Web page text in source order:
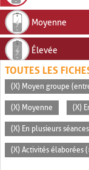
Moyenne
Élevée
TOUTES LES
(X) Moyen groupe
(X) Moyenne (X)
(X) En plusieurs séances
(X) Activités élaborées